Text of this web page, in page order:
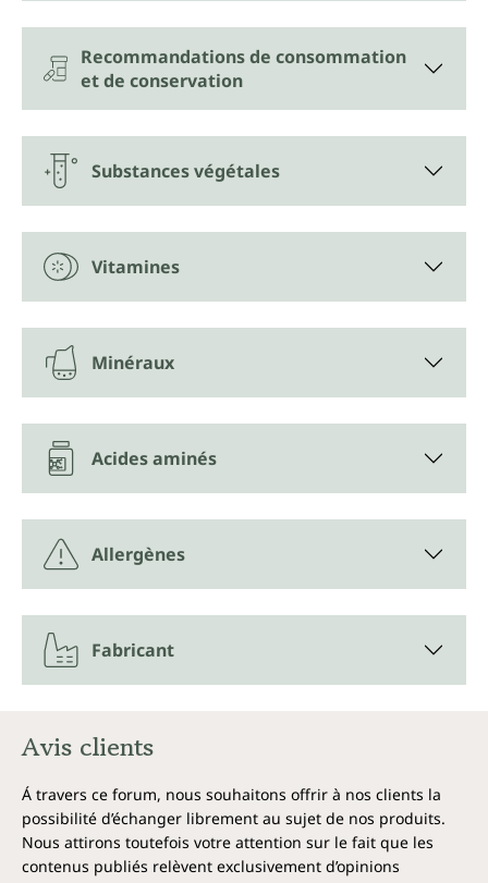
Recommandations de consommation
et de conservation
Substances végétales
Vitamines
Minéraux
Acides aminés
Allergènes
Fabricant
Avis clients
Á travers ce forum, nous souhaitons offrir à nos clients la
possibilité d’échanger librement au sujet de nos produits.
Nous attirons toutefois votre attention sur le fait que les
contenus publiés relèvent exclusivement d’opinions